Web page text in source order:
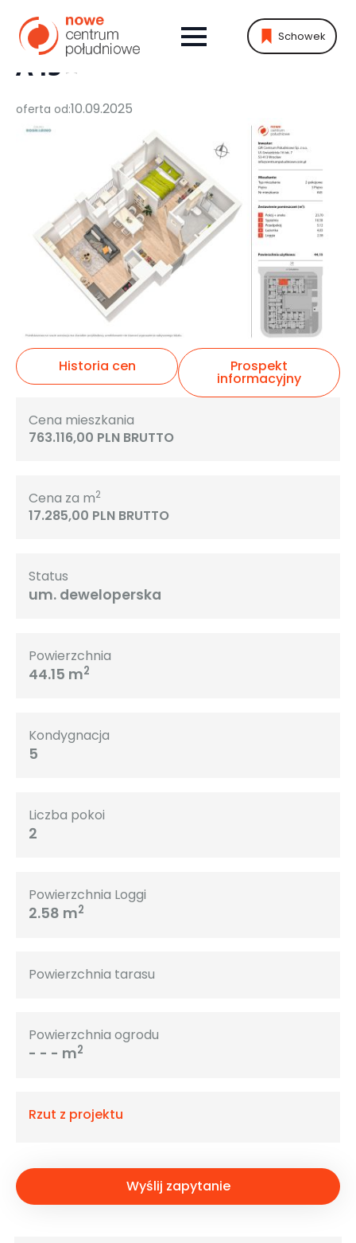
Schowek
MIESZKANIE:
A45
oferta od:10.09.2025
Cena mieszkania
763.116,00 PLN BRUTTO
Cena za m2
17.285,00 PLN BRUTTO
Status
um. deweloperska
Powierzchnia
44.15 m2
Kondygnacja
5
Liczba pokoi
2
Powierzchnia Loggi
2.58 m2
Powierzchnia tarasu
Powierzchnia ogrodu
- - - m2
Rzut z projektu
Historia cen Prospekt
informacyjny
Wyślij zapytanie